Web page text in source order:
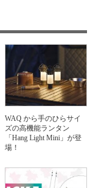
WAQ から手のひらサイ
ズの高機能ランタン
「Hang Light Mini」が登
場！